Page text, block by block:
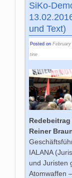
SiKo-
und Text)
Posted on
tine
Reiner
IALANA
und Juristen
Atomwaffen